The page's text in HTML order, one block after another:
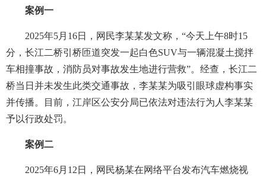
案例一
2025年5月16日，网民李某某发文称，“今天上午8时15
分，长江二桥引桥匝道突发一起白色SUV与一辆混凝土搅拌
车相撞事故，消防员对事故发生地进行营救”。经查，长江二
桥当日并未发生此类交通事故，李某某为吸引眼球虚构事实
并传播。目前，江岸区公安分局已依法对违法行为人李某某
予以行政处罚。
案例二
2025年6月12日，网民杨某在网络平台发布汽车燃烧视